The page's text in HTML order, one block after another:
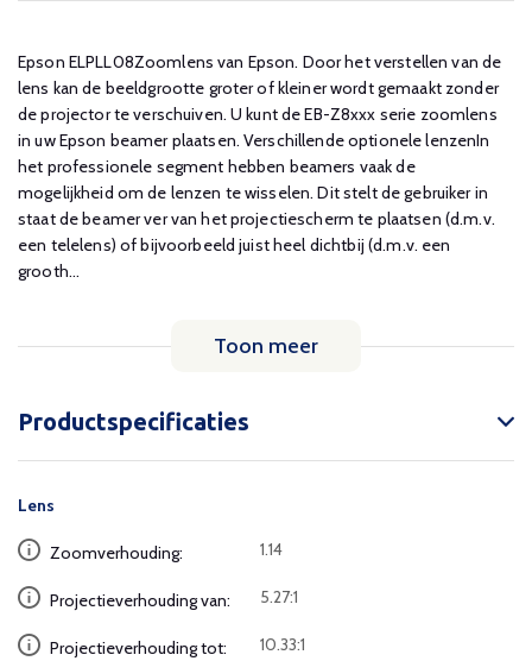
Epson ELPLL08Zoomlens van Epson. Door het verstellen van de
lens kan de beeldgrootte groter of kleiner wordt gemaakt zonder
de projector te verschuiven. U kunt de EB-Z8xxx serie zoomlens
in uw Epson beamer plaatsen. Verschillende optionele lenzenIn
het professionele segment hebben beamers vaak de
mogelijkheid om de lenzen te wisselen. Dit stelt de gebruiker in
staat de beamer ver van het projectiescherm te plaatsen (d.m.v.
een telelens) of bijvoorbeeld juist heel dichtbij (d.m.v. een
grooth...
Toon meer
Productspecificaties
Lens
Zoomverhouding: 1.14
Projectieverhouding van: 5.27:1
Projectieverhouding tot: 10.33:1